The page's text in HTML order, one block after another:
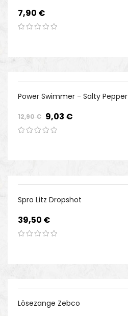
Preis
7,90 €
Power Swimmer - Salty Pepper
Regulärer
Preis
12,90 € Preis
9,03 €
Spro Litz Dropshot
Preis
39,50 €
Lösezange Zebco